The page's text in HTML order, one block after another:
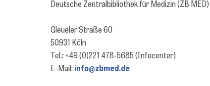
Deutsche Zentralbibliothek für Medizin (ZB
Gleueler Straße 60
50931 Köln
Tel.: +49 (0)221 478-5685 (Infocenter)
E-Mail: info@zbmed.de